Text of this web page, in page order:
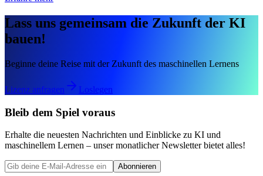
Lass uns gemeinsam die Zukunft der KI
bauen!
Beginne deine Reise mit der Zukunft des maschinellen Lernens
Lizenz anfragen Loslegen
Bleib dem Spiel voraus
Erhalte die neuesten Nachrichten und Einblicke zu KI und
maschinellem Lernen – unser monatlicher Newsletter bietet alles!
Abonnieren